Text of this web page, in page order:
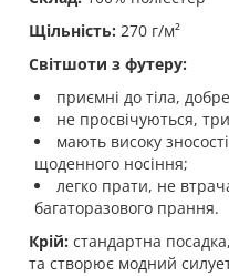
Щільність: 270 г/м²
Світшоти з футеру:
приємні до тіла,
не просвічуються,
мають високу
щоденного носіння;
легко прати, не
багаторазового прання.
Крій: стандартна
та створює модний